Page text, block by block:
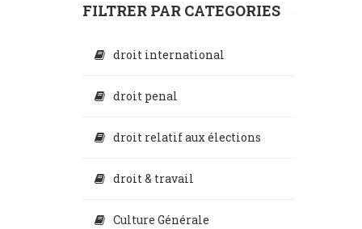
FILTRER PAR CATEGORIES
droit international
droit penal
droit relatif aux élections
droit & travail
Culture Générale